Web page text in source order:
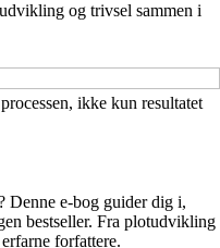
og trivsel sammen i
ikke kun resultatet
Denne e-bog guider dig i,
bestseller. Fra plotudvikling
forfattere.